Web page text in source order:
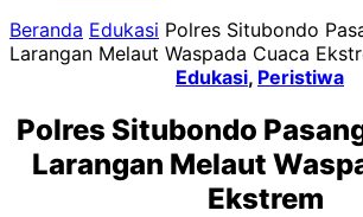
Beranda Edukasi Polres Situbondo
Larangan Melaut Waspada Cuaca
Edukasi, Peristiwa
Polres Situbondo
Larangan Melaut
Ekstrem